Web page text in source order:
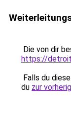
Die von dir
https://
Falls du
du zur